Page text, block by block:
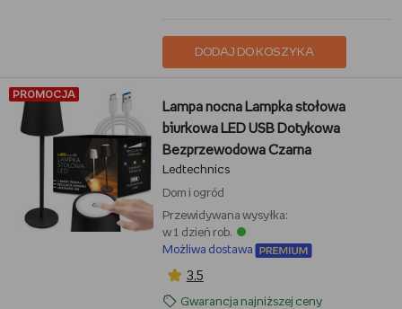
DODAJ DO KOSZYKA
PROMOCJA
Lampa nocna Lampka stołowa
biurkowa LED USB Dotykowa
Bezprzewodowa Czarna
Ledtechnics
Dom i ogród
Przewidywana wysyłka:
w 1 dzień rob.
Możliwa dostawa
3,5
Gwarancja najniższej ceny